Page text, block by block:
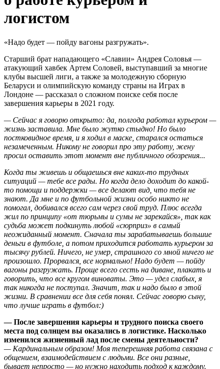
логистом
«Надо будет — пойду вагоны разгружать».
Старший брат нападающего «Славии» Андрея Соловья —
атакующий хавбек Артем Соловей, выступавший за многие
клубы высшей лиги, а также за молодежную сборную
Беларуси и олимпийскую команду страны на Играх в
Лондоне — рассказал о сложном поиске себя после
завершения карьеры в 2021 году.
— Сейчас я говорю открыто: да, полгода работал курьером —
жизнь заставила. Мне было жутко стыдно! Но было
постковидное время, и я ходил в маске, старался остаться
незамеченным. Никому не говорил про эту работу, жену
просил оставить этот момент вне публичного обозрения...
Когда ты живешь и общаешься вне каких-то трудных
ситуаций — тебе все рады. Но когда дело доходит до какой-
то помощи и поддержки — все делают вид, что тебя не
знают. Да мне и по футбольной жизни особо никто не
помогал, добивался всего сам через свой труд. Плюс всегда
жил по принципу «от тюрьмы и сумы не зарекайся», так как
судьба может подкинуть любой «сюрприз» в самый
неожиданный момент. Сначала ты зарабатываешь большие
деньги в футболе, а потом приходится работать курьером за
тысячу рублей. Ничего, не умер, страшного со мной ничего не
произошло. Прорвался, все нормально! Надо будет — пойду
вагоны разгружать. Проще всего сесть на диване, плакать и
говорить, что все кругом виноваты. Это — удел слабых, я
так никогда не поступал. Значит, так и надо было в этой
жизни. В сравнении все для себя понял. Сейчас говорю сыну,
что лучше играть в футбол:)
— После завершения карьеры и трудного поиска своего
места под солнцем вы оказались в логистике. Насколько
изменился жизненный лад после смены деятельности?
— Кардинальным образом! Моя теперешняя работа связана с
общением, взаимодействием с людьми. Все они разные,
бывает непросто — но нужно находить подход к каждому.